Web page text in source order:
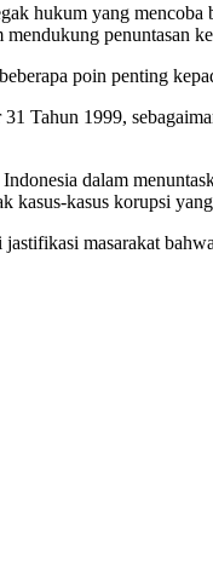
hukum yang
penuntasan
poin penting
Tahun 1999,
dalam
kasus-kasus korupsi
masarakat